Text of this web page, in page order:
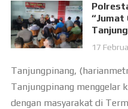
“Jumat
17
Tanjungpinang,
Tanjungpinang menggelar
dengan masyarakat di